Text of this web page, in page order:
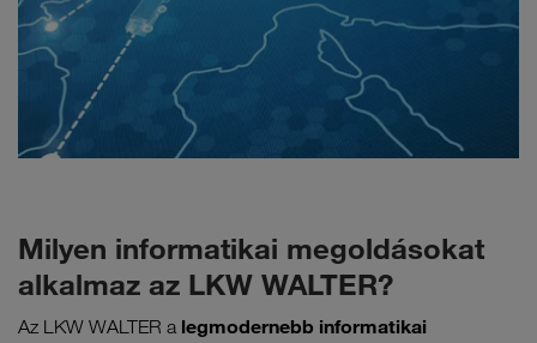
Milyen informatikai megoldásokat
alkalmaz az LKW WALTER?
Az LKW WALTER a legmodernebb informatikai